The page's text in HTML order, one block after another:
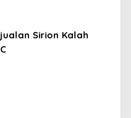
Sirion Kalah